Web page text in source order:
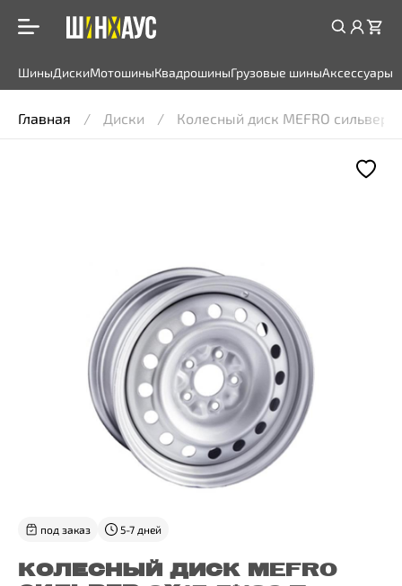
ШиныДискиМотошиныКвадрошиныГрузовые шиныАксессуары
Главная Диски Колесный диск MEFRO сильвер
КОЛЕСНЫЙ ДИСК MEFRO
под заказ 5-7 дней